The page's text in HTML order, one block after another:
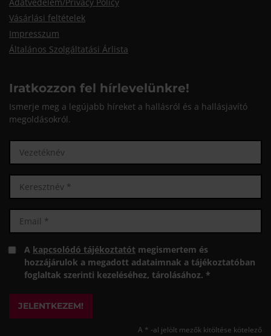
Vásárlási feltételek
Impresszum
Általános Szolgáltatási Árlista
Iratkozzon fel hírlevelünkre!
Ismerje meg a legújabb híreket a hallásról és a hallásjavító
megoldásokról.
A kapcsolódó tájékoztatót megismertem és
hozzájárulok a megadott adataimnak a tájékoztatóban
foglaltak szerinti kezeléséhez, tárolásához. *
JELENTKEZEM!
A * -al jelölt mezők kitöltése kötelező